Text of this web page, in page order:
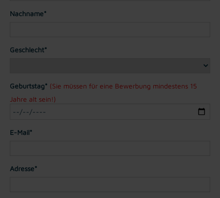
Nachname*
Geschlecht*
Geburtstag* (Sie müssen für eine Bewerbung mindestens 15
Jahre alt sein!)
E-Mail*
Adresse*